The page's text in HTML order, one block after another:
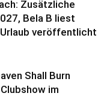
Zusätzliche
Bela B liest
Urlaub veröffentlicht
Shall Burn
im